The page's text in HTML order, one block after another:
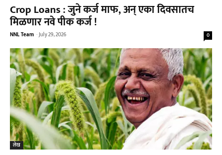
Crop Loans : जुने कर्ज माफ, अन् एका दिवसातच
मिळणार नवे पीक कर्ज !
NNL Team -July 29, 2026 0
लेख